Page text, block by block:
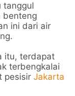
tanggul
benteng
ini dari air
itu, terdapat
terbengkalai
pesisirJakarta